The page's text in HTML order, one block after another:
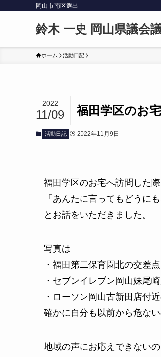
岡山市南区選出
鈴木 一史 岡山県議会
ホーム 活動日記
福田学区のお
2022
11/09
活動日記 2022年11月9日
福田学区のお宅へ訪問した際
「あんたに言ってもどうに
とお話をいただきました。
写真は
・福田第二保育園北の交差点
・セブンイレブン岡山妹尾
・ローソン岡山古新田店付
確かに自分も以前から危な
地域の声にお応えできない